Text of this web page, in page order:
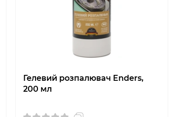
Гелевий розпалювач Enders,
200 мл